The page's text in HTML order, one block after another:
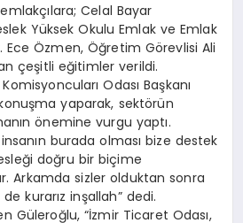
Celal Bayar
Yüksek Okulu Emlak ve Emlak
Ece Özmen, Öğretim Görevlisi Ali
çeşitli eğitimler verildi.
Odası Başkanı
yaparak, sektörün
önemine vurgu yaptı.
burada olması bize destek
doğru bir biçime
Arkamda sizler olduktan sonra
kurarız inşallah” dedi.
Güleroğlu, “İzmir Ticaret Odası,